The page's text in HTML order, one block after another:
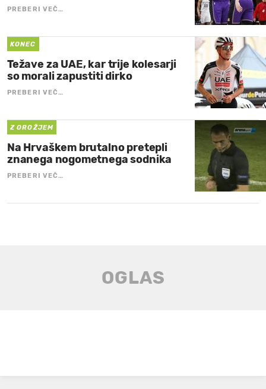
PREBERI VEČ…
KONEC
Težave za UAE, kar trije kolesarji
so morali zapustiti dirko
PREBERI VEČ…
Z OROŽJEM
Na Hrvaškem brutalno pretepli
znanega nogometnega sodnika
PREBERI VEČ…